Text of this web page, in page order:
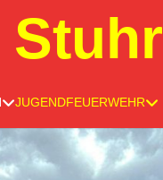
JUGENDFEUERWEHR